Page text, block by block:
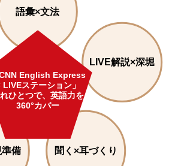
CNN English Express
LIVEステーション」
ひとつで、 英語力を
360°カバー
語彙×文法
LIVE解説×深堀
聞く×耳づくり
備